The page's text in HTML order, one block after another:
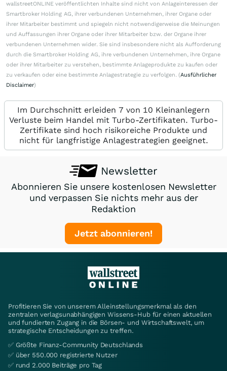
wallstreetONLINE veröffentlichten Inhalte sind nicht von Anlageinteressen der
Smartbroker Holding AG, ihrer verbundenen Unternehmen, ihrer Organe oder
ihrer Mitarbeiter bestimmt und spiegeln nicht notwendigerweise die Meinungen
und Auffassungen ihrer Organe oder ihrer Mitarbeiter bzw. der Organe ihrer
verbundenen Unternehmen wider. Sie sind insbesondere nicht als Aufforderung
durch die Smartbroker Holding AG, ihre verbundenen Unternehmen, ihre Organe
oder ihrer Mitarbeiter zu verstehen, bestimmte Anlageprodukte zu kaufen oder
zu verkaufen oder eine bestimmte Anlagestrategie zu verfolgen. (Ausführlicher
Disclaimer)
Im Durchschnitt erleiden 7 von 10 Kleinanlegern
Verluste beim Handel mit Turbo-Zertifikaten. Turbo-
Zertifikate sind hoch risikoreiche Produkte und
nicht für langfristige Anlagestrategien geeignet.
Newsletter
Abonnieren Sie unsere kostenlosen Newsletter
und verpassen Sie nichts mehr aus der
Redaktion
Jetzt abonnieren!
Profitieren Sie von unserem Alleinstellungsmerkmal als den
zentralen verlagsunabhängigen Wissens-Hub für einen aktuellen
und fundierten Zugang in die Börsen- und Wirtschaftswelt, um
strategische Entscheidungen zu treffen.
✅ Größte Finanz-Community Deutschlands
✅ über 550.000 registrierte Nutzer
✅ rund 2.000 Beiträge pro Tag